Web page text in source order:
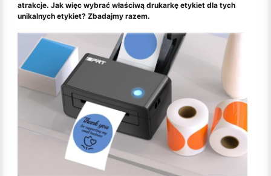
atrakcje. Jak więc wybrać właściwą drukarkę etykiet dla tych
unikalnych etykiet? Zbadajmy razem.